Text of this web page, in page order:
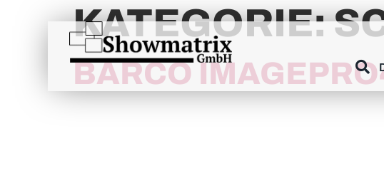
KATEGORIE:
BARCO